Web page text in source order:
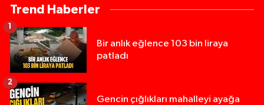
Trend Haberler
Bir anlık eğlence 103 bin liraya
patladı
1
Gencin çığlıkları mahalleyi ayağa
2